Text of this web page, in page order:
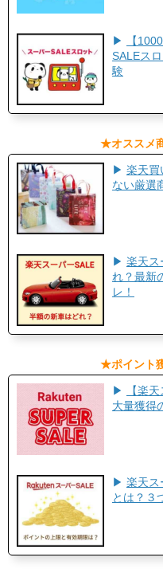
▶
【
SALEス
験
​★オススメ
▶ 楽天買
ない厳選
▶ 楽天ス
れ？最新
レ！
​★ポイント
▶
【楽
大量獲得
▶ 楽天ス
とは？３